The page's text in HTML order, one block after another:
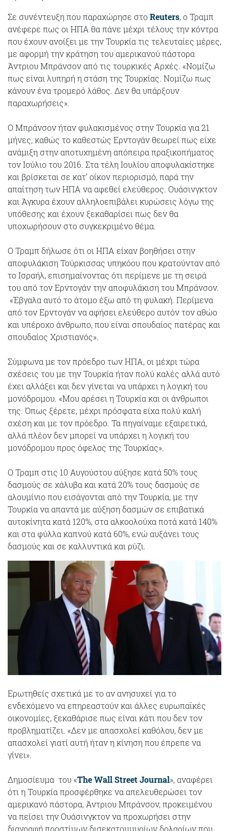
Σε συνέντευξη που παραχώρησε στοReuters, o Τραμπ
ανέφερε πως οι ΗΠΑ θα πάνε μέχρι τέλους την κόντρα
που έχουν ανοίξει με την Τουρκία τις τελευταίες μέρες,
με αφορμή την κράτηση του αμερικανού πάστορα
Άντριου Μπράνσον από τις τουρκικές Αρχές. «Νομίζω
πως είναι λυπηρή η στάση της Τουρκίας. Νομίζω πως
κάνουν ένα τρομερό λάθος. Δεν θα υπάρξουν
παραχωρήσεις».
Ο Μπράνσον ήταν φυλακισμένος στην Τουρκία για 21
μήνες, καθώς το καθεστώς Ερντογάν θεωρεί πως είχε
ανάμιξη στην αποτυχημένη απόπειρα πραξικοπήματος
τον Ιούλιο του 2016. Στα τέλη Ιουλίου αποφυλακίστηκε
και βρίσκεται σε κατ’ οίκον περιορισμό, παρά την
απαίτηση των ΗΠΑ να αφεθεί ελεύθερος. Ουάσινγκτον
και Άγκυρα έχουν αλληλοεπιβάλει κυρώσεις λόγω της
υπόθεσης και έχουν ξεκαθαρίσει πως δεν θα
υποχωρήσουν στο συγκεκριμένο θέμα.
Ο Τραμπ δήλωσε ότι οι ΗΠΑ είχαν βοηθήσει στην
αποφυλάκιση Τούρκισσας υπηκόου που κρατούνταν από
το Ισραήλ, επισημαίνοντας ότι περίμενε με τη σειρά
του από τον Ερντογάν την αποφυλάκιση του Μπράνσον.
«Έβγαλα αυτό το άτομο έξω από τη φυλακή. Περίμενα
από τον Ερντογάν να αφήσει ελεύθερο αυτόν τον αθώο
και υπέροχο άνθρωπο, που είναι σπουδαίος πατέρας και
σπουδαίος Χριστιανός».
Σύμφωνα με τον πρόεδρο των ΗΠΑ, οι μέχρι τώρα
σχέσεις του με την Τουρκία ήταν πολύ καλές αλλά αυτό
έχει αλλάξει και δεν γίνεται να υπάρχει η λογική του
μονόδρομου. «Μου αρέσει η Τουρκία και οι άνθρωποι
της. Όπως ξέρετε, μέχρι πρόσφατα είχα πολύ καλή
σχέση και με τον πρόεδρο. Τα πηγαίναμε εξαιρετικά,
αλλά πλέον δεν μπορεί να υπάρχει η λογική του
μονόδρομου προς όφελος της Τουρκίας».
Ο Τραμπ στις 10 Αυγούστου αύξησε κατά 50% τους
δασμούς σε χάλυβα και κατά 20% τους δασμούς σε
αλουμίνιο που εισάγονται από την Τουρκία, με την
Τουρκία να απαντά με αύξηση δασμών σε επιβατικά
αυτοκίνητα κατά 120%, στα αλκοολούχα ποτά κατά 140%
και στα φύλλα καπνού κατά 60%, ενώ αυξάνει τους
δασμούς και σε καλλυντικά και ρύζι.
Ερωτηθείς σχετικά με το αν ανησυχεί για το
ενδεχόμενο να επηρεαστούν και άλλες ευρωπαϊκές
οικονομίες, ξεκαθάρισε πως είναι κάτι που δεν τον
προβληματίζει. «Δεν με απασχολεί καθόλου, δεν με
απασχολεί γιατί αυτή ήταν η κίνηση που έπρεπε να
γίνει».
Δημοσίευμα του «The Wall Street Journal», αναφέρει
ότι η Τουρκία προσφέρθηκε να απελευθερώσει τον
αμερικανό πάστορα, Άντριου Μπράνσον, προκειμένου
να πείσει την Ουάσινγκτον να προχωρήσει στην
διαγραφή προστίμων δισεκατομμυρίων δολαρίων που